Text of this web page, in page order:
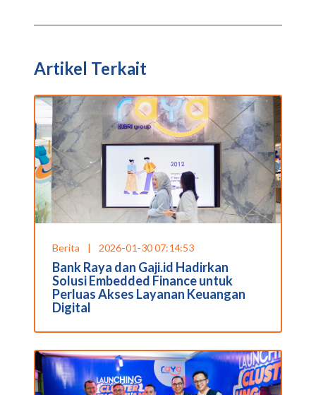
Artikel Terkait
Berita | 2026-01-30 07:14:53
Bank Raya dan Gaji.id Hadirkan
Solusi Embedded Finance untuk
Perluas Akses Layanan Keuangan
Digital